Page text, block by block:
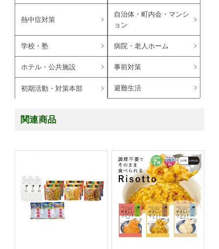
熱中症対策
自治体・町内会・マンシ
ョン
学校・塾 病院・老人ホーム
ホテル・公共施設 事前対策
初期活動・対策本部 避難生活
関連商品